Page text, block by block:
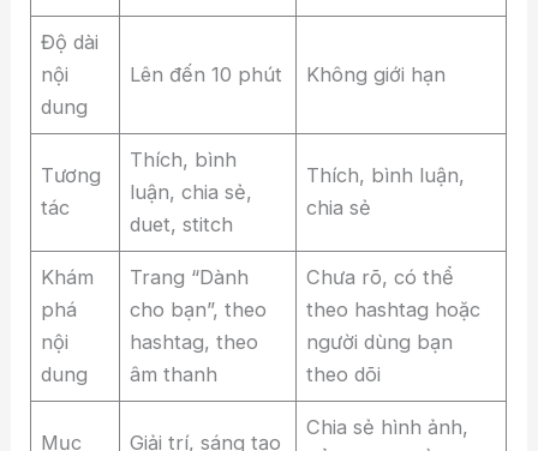
Độ dài
nội
dung
Lên đến 10 phút Không giới hạn
Tương
tác
Thích, bình
luận, chia sẻ,
duet, stitch
Thích, bình luận,
chia sẻ
Khám
phá
nội
dung
Trang “Dành
cho bạn”, theo
hashtag, theo
âm thanh
Chưa rõ, có thể
theo hashtag hoặc
người dùng bạn
theo dõi
Mục
Giải trí, sáng tạo
Chia sẻ hình ảnh,